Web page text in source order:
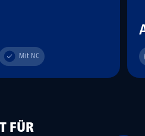
Mit NC
FÜR